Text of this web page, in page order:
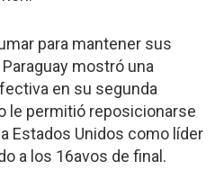
para mantener sus
mostró una
en su segunda
le permitió reposicionarse
Estados Unidos como líder
a los 16avos de final.